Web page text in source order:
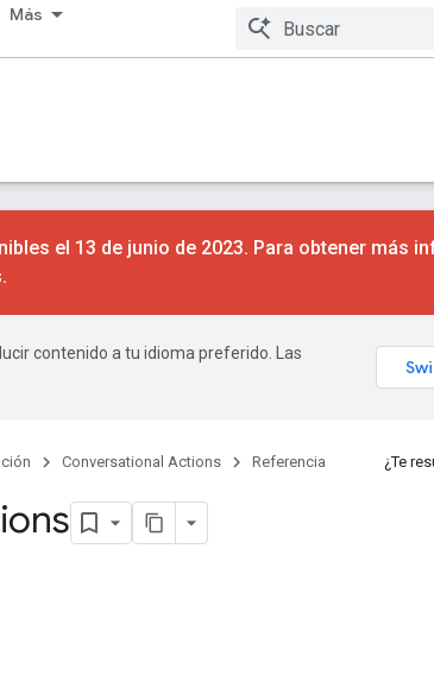
Más
el 13 de junio de 2023. Para obtener más
.
contenido a tu idioma preferido. Las
Conversational Actions Referencia ¿Te